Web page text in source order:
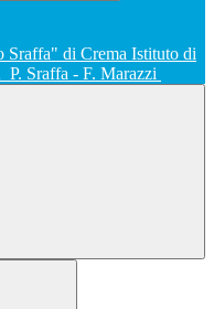
Istituto di
P. Sraffa - F. Marazzi